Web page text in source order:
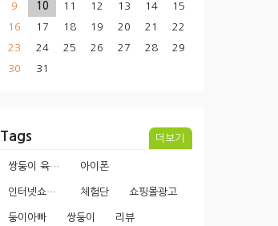
9
10 11 12 13 14
15
16
17 18 19 20 21
22
23
24 25 26 27 28
29
30
31
Tags 더보기
쌍둥이 육아일기 아이폰
인터넷쇼핑몰 체험단 쇼핑몰광고
둥이아빠 쌍둥이 리뷰